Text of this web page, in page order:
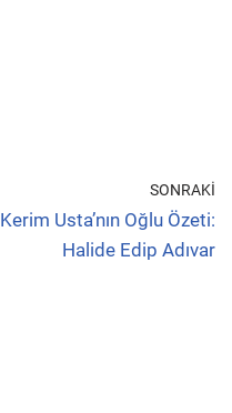
SONRAKI
Kerim Usta’nın Oğlu Özeti:
Halide Edip Adıvar